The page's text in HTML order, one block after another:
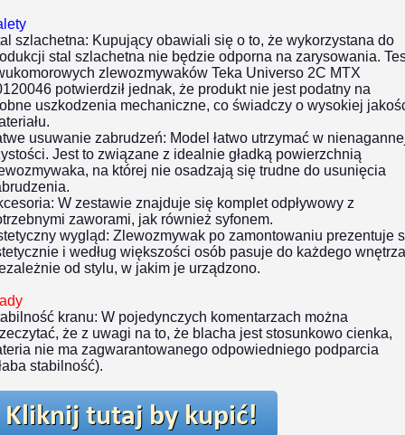
szlachetna: Kupujący obawiali się o to, że wykorzystana do
stal szlachetna nie będzie odporna na zarysowania.
zlewozmywaków Teka Universo 2C MTX
potwierdził jednak, że produkt nie jest podatny na
uszkodzenia mechaniczne, co świadczy o wysokiej
usuwanie zabrudzeń: Model łatwo utrzymać w
Jest to związane z idealnie gładką powierzchnią
na której nie osadzają się trudne do usunięcia
W zestawie znajduje się komplet odpływowy z
zaworami, jak również syfonem.
wygląd: Zlewozmywak po zamontowaniu prezentuje
i według większości osób pasuje do każdego
od stylu, w jakim je urządzono.
kranu: W pojedynczych komentarzach można
że z uwagi na to, że blacha jest stosunkowo cienka,
nie ma zagwarantowanego odpowiedniego podparcia
stabilność).